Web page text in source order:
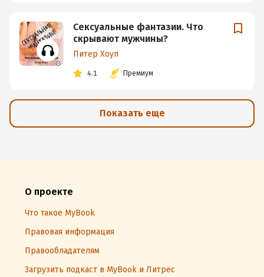
Сексуальные фантазии. Что
скрывают мужчины?
Питер Хоуп
4.1 Премиум
Показать еще
О проекте
Что такое MyBook
Правовая информация
Правообладателям
Загрузить подкаст в MyBook и Литрес